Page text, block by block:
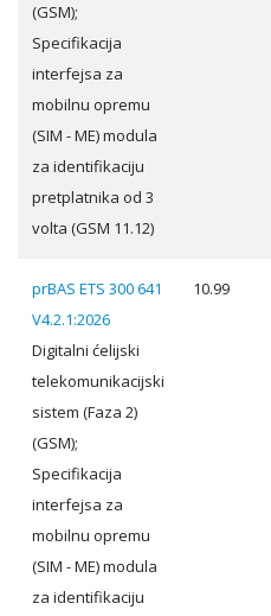
(GSM);
Specifikacija
interfejsa za
mobilnu opremu
(SIM - ME) modula
za identifikaciju
pretplatnika od 3
volta (GSM 11.12)
prBAS ETS 300 641
V4.2.1:2026
Digitalni ćelijski
telekomunikacijski
sistem (Faza 2)
(GSM);
Specifikacija
interfejsa za
mobilnu opremu
(SIM - ME) modula
za identifikaciju
10.99